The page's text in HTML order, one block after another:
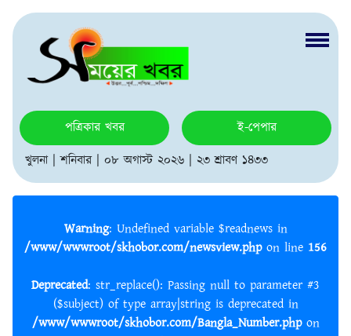
পত্রিকার খবর
ই-পেপার
খুলনা | শনিবার | ০৮ অগাস্ট ২০২৬ | ২৩ শ্রাবণ ১৪৩৩
Warning : Undefined variable $readnews in
/www/wwwroot/skhobor.com/newsview.phpon line 156
Deprecated: str_replace(): Passing null to parameter #3
($subject) of type array|string is deprecated in
/www/wwwroot/skhobor.com/Bangla_Number.phpon